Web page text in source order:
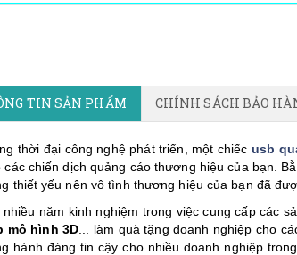
TIN SẢN PHẨM CHÍNH SÁCH BẢO
thời đại công nghệ phát triển, một chiếc usb
các chiến dịch quảng cáo thương hiệu của bạn.
thiết yếu nên vô tình thương hiệu của bạn đã
nhiều năm kinh nghiệm trong việc cung cấp các
mô hình 3D ... làm quà tặng doanh nghiệp cho
hành đáng tin cậy cho nhiều doanh nghiệp